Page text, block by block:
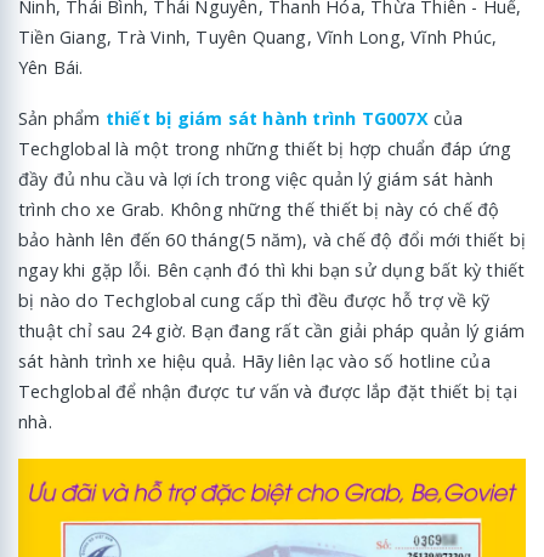
Ninh, Thái Bình, Thái Nguyên, Thanh Hóa, Thừa Thiên - Huế,
Tiền Giang, Trà Vinh, Tuyên Quang, Vĩnh Long, Vĩnh Phúc,
Yên Bái.
Sản phẩm thiết bị giám sát hành trình TG007Xcủa
Techglobal là một trong những thiết bị hợp chuẩn đáp ứng
đầy đủ nhu cầu và lợi ích trong việc quản lý giám sát hành
trình cho xe Grab. Không những thế thiết bị này có chế độ
bảo hành lên đến 60 tháng(5 năm), và chế độ đổi mới thiết bị
ngay khi gặp lỗi. Bên cạnh đó thì khi bạn sử dụng bất kỳ thiết
bị nào do Techglobal cung cấp thì đều được hỗ trợ về kỹ
thuật chỉ sau 24 giờ. Bạn đang rất cần giải pháp quản lý giám
sát hành trình xe hiệu quả. Hãy liên lạc vào số hotline của
Techglobal để nhận được tư vấn và được lắp đặt thiết bị tại
nhà.